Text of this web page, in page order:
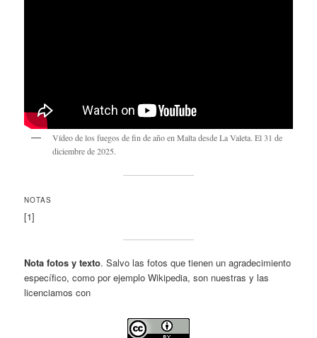
Vídeo de los fuegos de fin de año en Malta desde La Valeta. El 31 de
diciembre de 2025.
NOTAS
[1]
Nota fotos y texto. Salvo las fotos que tienen un agradecimiento
específico, como por ejemplo Wikipedia, son nuestras y las
licenciamos con